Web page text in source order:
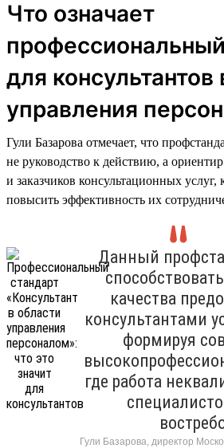
Что означает
для консультантов
управления
Гули Базарова отмечает, что
не руководство к действию, а ориентир
и заказчиков консультационных услуг,
повысить эффективность их
Данный
качества
консультантами
формируя
где работа
Гули Базарова, директор